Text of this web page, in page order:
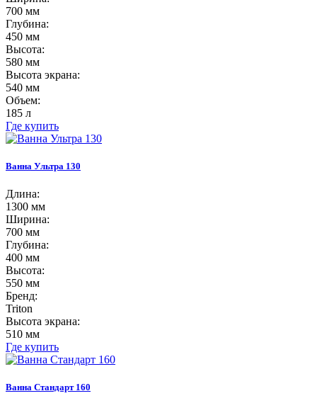
700 мм
Глубина:
450 мм
Высота:
580 мм
Высота экрана:
540 мм
Объем:
185 л
Где купить
Ванна Ультра 130
Длина:
1300 мм
Ширина:
700 мм
Глубина:
400 мм
Высота:
550 мм
Бренд:
Triton
Высота экрана:
510 мм
Где купить
Ванна Стандарт 160